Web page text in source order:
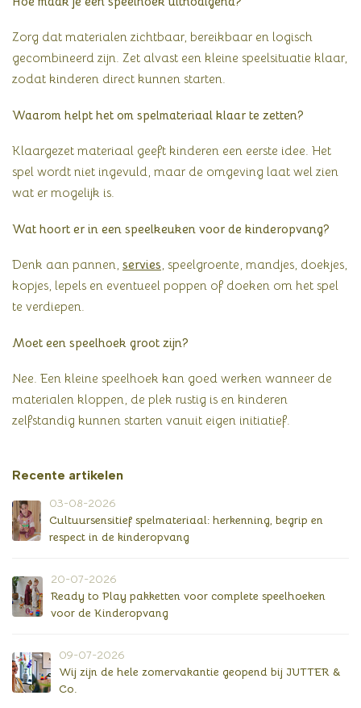
Zorg dat materialen zichtbaar, bereikbaar en logisch
gecombineerd zijn. Zet alvast een kleine speelsituatie klaar,
zodat kinderen direct kunnen starten.
Waarom helpt het om spelmateriaal klaar te zetten?
Klaargezet materiaal geeft kinderen een eerste idee. Het
spel wordt niet ingevuld, maar de omgeving laat wel zien
wat er mogelijk is.
Wat hoort er in een speelkeuken voor de kinderopvang?
Denk aan pannen, servies, speelgroente, mandjes, doekjes,
kopjes, lepels en eventueel poppen of doeken om het spel
te verdiepen.
Moet een speelhoek groot zijn?
Nee. Een kleine speelhoek kan goed werken wanneer de
materialen kloppen, de plek rustig is en kinderen
zelfstandig kunnen starten vanuit eigen initiatief.
Recente artikelen
03-08-2026
Cultuursensitief spelmateriaal: herkenning, begrip en
respect in de kinderopvang
20-07-2026
Ready to Play pakketten voor complete speelhoeken
voor de Kinderopvang
09-07-2026
Wij zijn de hele zomervakantie geopend bij JUTTER &
Co.